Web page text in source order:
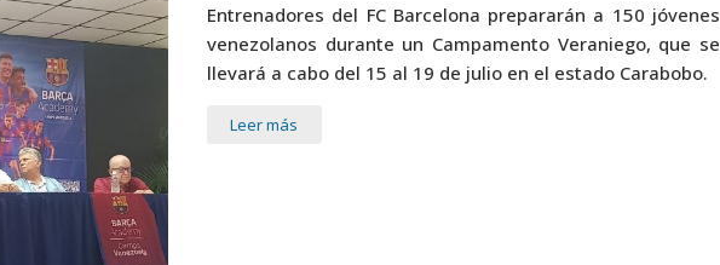
Entrenadores del FC Barcelona prepararán a 150 jóvenes
venezolanos durante un Campamento Veraniego, que se
llevará a cabo del 15 al 19 de julio en el estado Carabobo.
Leer más